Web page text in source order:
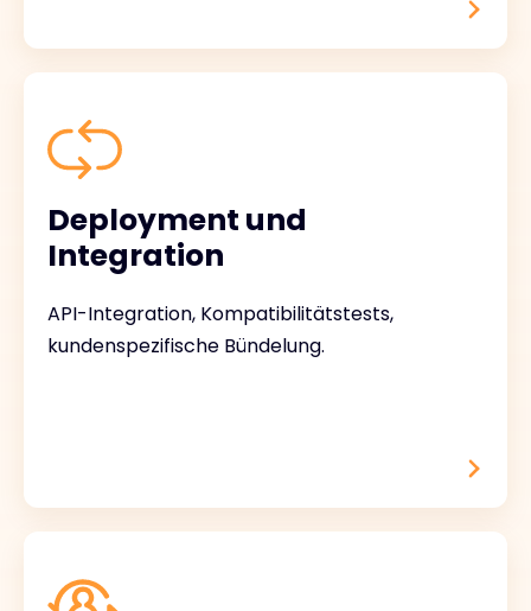
Deployment und
Integration
API-Integration, Kompatibilitätstests,
kundenspezifische Bündelung.